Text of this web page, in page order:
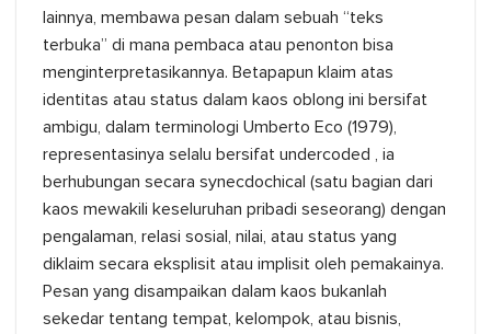
lainnya, membawa pesan dalam sebuah “teks
terbuka” di mana pembaca atau penonton bisa
menginterpretasikannya. Betapapun klaim atas
identitas atau status dalam kaos oblong ini bersifat
ambigu, dalam terminologi Umberto Eco (1979),
representasinya selalu bersifat undercoded , ia
berhubungan secara synecdochical (satu bagian dari
kaos mewakili keseluruhan pribadi seseorang) dengan
pengalaman, relasi sosial, nilai, atau status yang
diklaim secara eksplisit atau implisit oleh pemakainya.
Pesan yang disampaikan dalam kaos bukanlah
sekedar tentang tempat, kelompok, atau bisnis,